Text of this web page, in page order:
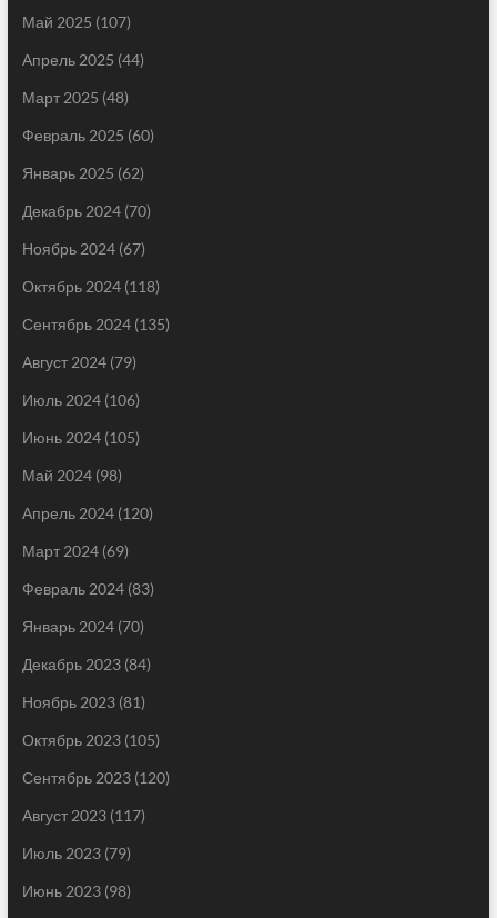
Май 2025 (107)
Апрель 2025 (44)
Март 2025 (48)
Февраль 2025 (60)
Январь 2025 (62)
Декабрь 2024(70)
Ноябрь 2024(67)
Октябрь 2024(118)
Сентябрь 2024(135)
Август 2024(79)
Июль 2024(106)
Июнь 2024(105)
Май 2024(98)
Апрель 2024(120)
Март 2024(69)
Февраль 2024(83)
Январь 2024(70)
Декабрь 2023(84)
Ноябрь 2023(81)
Октябрь 2023(105)
Сентябрь 2023(120)
Август 2023(117)
Июль 2023(79)
Июнь 2023(98)